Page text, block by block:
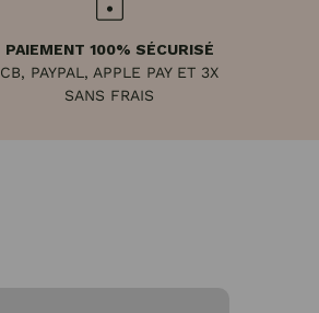
PAIEMENT 100% SÉCURISÉ
CB, PAYPAL, APPLE PAY ET 3X
SANS FRAIS